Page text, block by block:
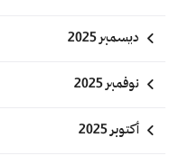
ديسمبر 2025
نوفمبر 2025
أكتوبر 2025